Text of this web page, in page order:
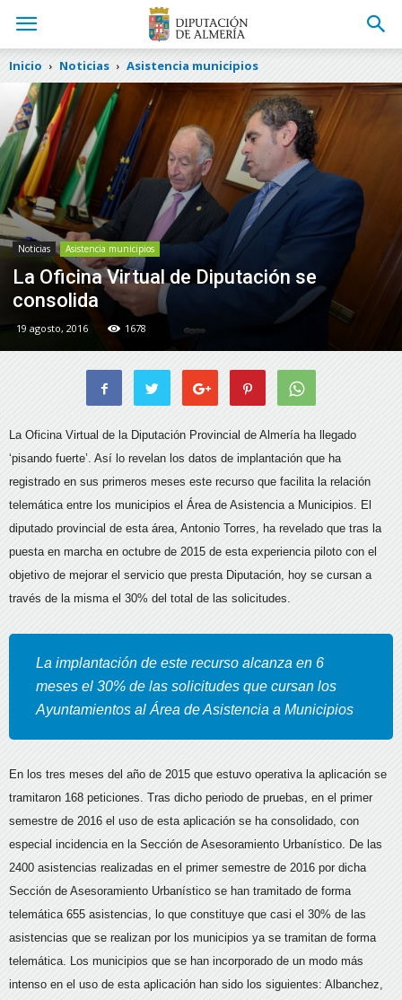
Inicio Noticias Asistencia municipios
Noticias Asistencia municipios
La Oficina Virtual de Diputación se
consolida
19 agosto, 2016 1678
La Oficina Virtual de la Diputación Provincial de Almería ha llegado
‘pisando fuerte’. Así lo revelan los datos de implantación que ha
registrado en sus primeros meses este recurso que facilita la relación
telemática entre los municipios el Área de Asistencia a Municipios. El
diputado provincial de esta área, Antonio Torres, ha revelado que tras la
puesta en marcha en octubre de 2015 de esta experiencia piloto con el
objetivo de mejorar el servicio que presta Diputación, hoy se cursan a
través de la misma el 30% del total de las solicitudes.
La implantación de este recurso alcanza en 6
meses el 30% de las solicitudes que cursan los
Ayuntamientos al Área de Asistencia a Municipios
En los tres meses del año de 2015 que estuvo operativa la aplicación se
tramitaron 168 peticiones. Tras dicho periodo de pruebas, en el primer
semestre de 2016 el uso de esta aplicación se ha consolidado, con
especial incidencia en la Sección de Asesoramiento Urbanístico. De las
2400 asistencias realizadas en el primer semestre de 2016 por dicha
Sección de Asesoramiento Urbanístico se han tramitado de forma
telemática 655 asistencias, lo que constituye que casi el 30% de las
asistencias que se realizan por los municipios ya se tramitan de forma
telemática. Los municipios que se han incorporado de un modo más
intenso en el uso de esta aplicación han sido los siguientes: Albanchez,